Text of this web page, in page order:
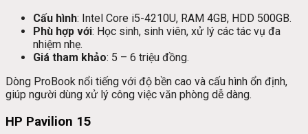
Cấu hình: Intel Core i5-4210U, RAM 4GB, HDD 500GB.
Phù hợp với: Học sinh, sinh viên, xử lý các tác vụ đa
nhiệm nhẹ.
Giá tham khảo: 5 – 6 triệu đồng.
Dòng ProBook nổi tiếng với độ bền cao và cấu hình ổn định,
giúp người dùng xử lý công việc văn phòng dễ dàng.
HP Pavilion 15